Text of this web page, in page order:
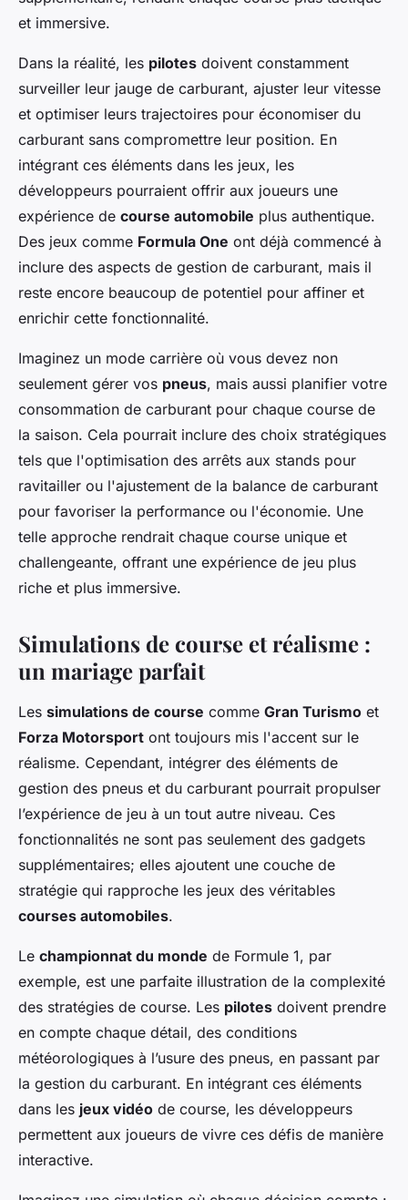
et immersive.
Dans la réalité, les pilotes doivent constamment
surveiller leur jauge de carburant, ajuster leur vitesse
et optimiser leurs trajectoires pour économiser du
carburant sans compromettre leur position. En
intégrant ces éléments dans les jeux, les
développeurs pourraient offrir aux joueurs une
expérience de course automobile plus authentique.
Des jeux comme Formula One ont déjà commencé à
inclure des aspects de gestion de carburant, mais il
reste encore beaucoup de potentiel pour affiner et
enrichir cette fonctionnalité.
Imaginez un mode carrière où vous devez non
seulement gérer vos pneus, mais aussi planifier votre
consommation de carburant pour chaque course de
la saison. Cela pourrait inclure des choix stratégiques
tels que l'optimisation des arrêts aux stands pour
ravitailler ou l'ajustement de la balance de carburant
pour favoriser la performance ou l'économie. Une
telle approche rendrait chaque course unique et
challengeante, offrant une expérience de jeu plus
riche et plus immersive.
Simulations de course et réalisme :
un mariage parfait
Les simulations de course comme Gran Turismo et
Forza Motorsport ont toujours mis l'accent sur le
réalisme. Cependant, intégrer des éléments de
gestion des pneus et du carburant pourrait propulser
l’expérience de jeu à un tout autre niveau. Ces
fonctionnalités ne sont pas seulement des gadgets
supplémentaires; elles ajoutent une couche de
stratégie qui rapproche les jeux des véritables
courses automobiles.
Le championnat du monde de Formule 1, par
exemple, est une parfaite illustration de la complexité
des stratégies de course. Les pilotes doivent prendre
en compte chaque détail, des conditions
météorologiques à l’usure des pneus, en passant par
la gestion du carburant. En intégrant ces éléments
dans les jeux vidéo de course, les développeurs
permettent aux joueurs de vivre ces défis de manière
interactive.